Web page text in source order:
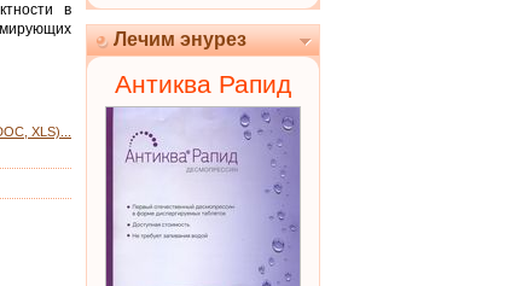
в
XLS)...
Лечим энурез
Антиква Рапид